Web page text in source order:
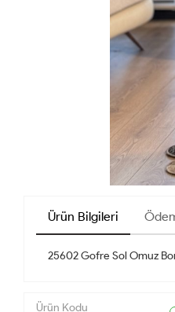
Ürün Bilgileri
25602 Gofre Sol Omuz
Ürün Kodu